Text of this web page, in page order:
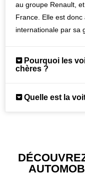
au groupe Renault,
France. Elle est
internationale par sa
Pourquoi les
chères ?
Quelle est la